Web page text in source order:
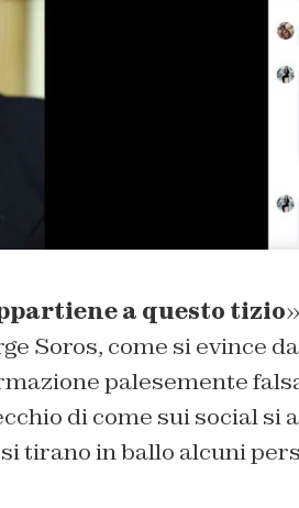
a questo tizio
Soros, come si evince
palesemente
di come sui social si
tirano in ballo alcuni